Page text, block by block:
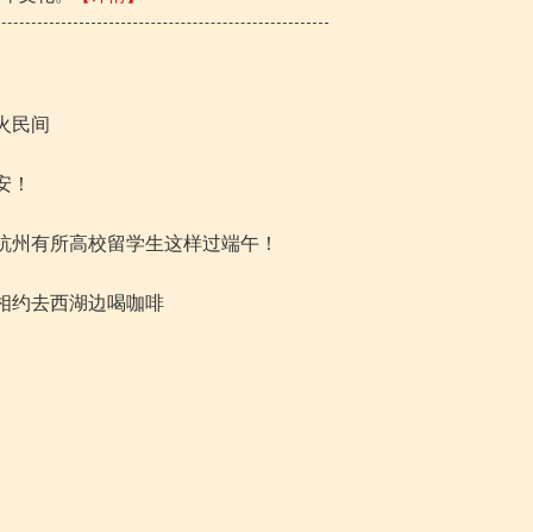
民间
！
州有所高校留学生这样过端午！
约去西湖边喝咖啡